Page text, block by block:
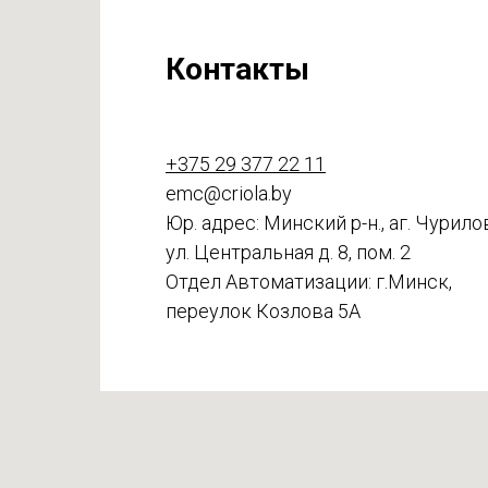
Контакты
+375 29 377 22 11
emc@criola.by
Юр. адрес: Минский р-н., аг.
ул. Центральная д. 8, пом. 2
Отдел Автоматизации: г.Минск,
переулок Козлова 5А